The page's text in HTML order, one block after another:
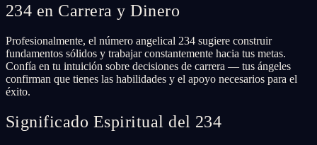
234 en Carrera y Dinero
Profesionalmente, el número angelical 234 sugiere construir
fundamentos sólidos y trabajar constantemente hacia tus metas.
Confía en tu intuición sobre decisiones de carrera — tus ángeles
confirman que tienes las habilidades y el apoyo necesarios para el
éxito.
Significado Espiritual del 234